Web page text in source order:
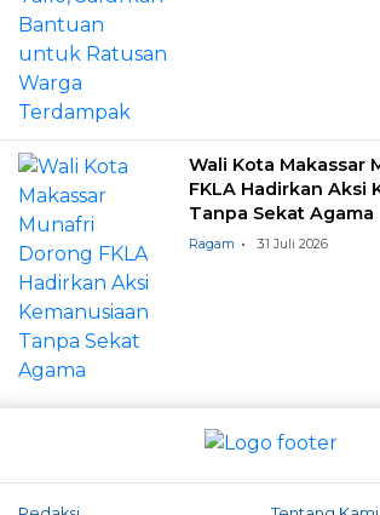
Wali Kota Makassar
FKLA Hadirkan Aksi
Tanpa Sekat Agama
Ragam 31 Juli 2026